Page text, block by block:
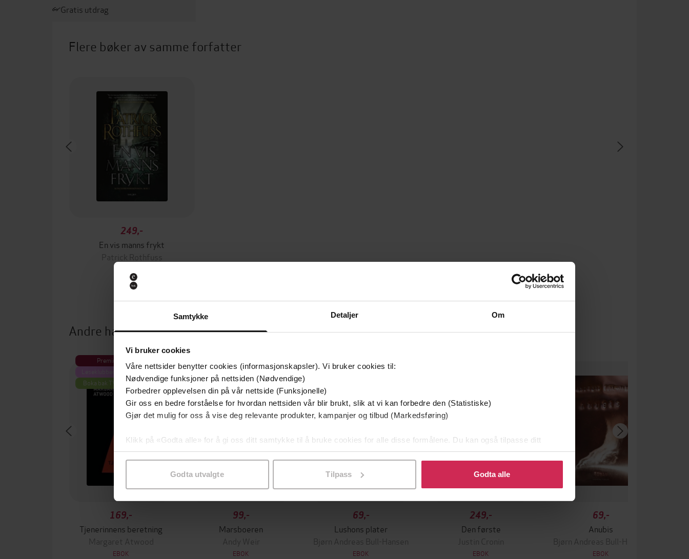
Samtykke Detaljer Om
Vi bruker cookies
Våre nettsider benytter cookies (informasjonskapsler). Vi bruker cookies til:
Nødvendige funksjoner på nettsiden (Nødvendige)
Forbedrer opplevelsen din på vår nettside (Funksjonelle)
Gir oss en bedre forståelse for hvordan nettsiden vår blir brukt, slik at vi kan forbedre den (Statistiske)
Gjør det mulig for oss å vise deg relevante produkter, kampanjer og tilbud (Markedsføring)
Klikk på «Godta alle» for å gi oss ditt samtykke til å bruke cookies for alle disse formålene. Du kan også tilpasse ditt
samtykke til spesifikke formål ved å klikke på «Tilpass». Du kan når som helst trekke tilbake eller endre ditt samtykke.
Godta utvalgte Tilpass Godta alle
Gratis utdrag
Flere bøker av samme forfatter
249,-
En vis manns frykt
Patrick Rothfuss
Andre har også kjøpt
Premium
Leseklubben på NRK
Boka bak TV-serien
169,-
Tjenerinnens beretning
Margaret Atwood
EBOK
99,-
Marsboeren
Andy Weir
EBOK
69,-
Lushons plater
Bjørn Andreas Bull-Hansen
EBOK
249,-
Den første
Justin Cronin
EBOK
69,-
Anubis
Bjørn Andreas Bull-Hansen
EBOK